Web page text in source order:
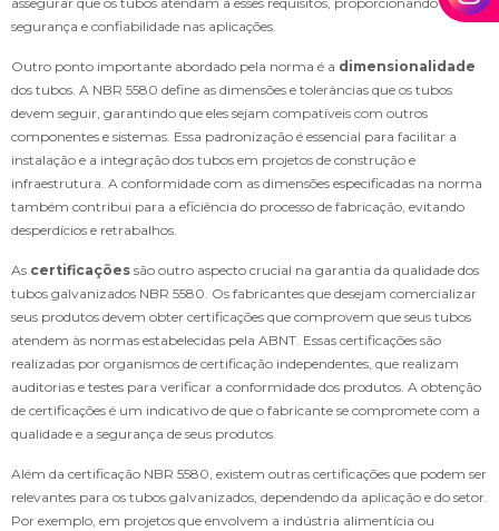
segurança e confiabilidade nas aplicações.
Outro ponto importante abordado pela norma é a dimensionalidade
dos tubos. A NBR 5580 define as dimensões e tolerâncias que os tubos
devem seguir, garantindo que eles sejam compatíveis com outros
componentes e sistemas. Essa padronização é essencial para facilitar a
instalação e a integração dos tubos em projetos de construção e
infraestrutura. A conformidade com as dimensões especificadas na norma
também contribui para a eficiência do processo de fabricação, evitando
desperdícios e retrabalhos.
As certificações são outro aspecto crucial na garantia da qualidade dos
tubos galvanizados NBR 5580. Os fabricantes que desejam comercializar
seus produtos devem obter certificações que comprovem que seus tubos
atendem às normas estabelecidas pela ABNT. Essas certificações são
realizadas por organismos de certificação independentes, que realizam
auditorias e testes para verificar a conformidade dos produtos. A obtenção
de certificações é um indicativo de que o fabricante se compromete com a
qualidade e a segurança de seus produtos.
Além da certificação NBR 5580, existem outras certificações que podem ser
relevantes para os tubos galvanizados, dependendo da aplicação e do setor.
Por exemplo, em projetos que envolvem a indústria alimentícia ou